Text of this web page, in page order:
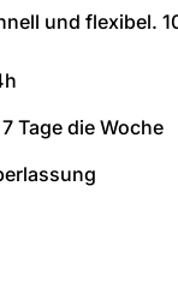
und flexibel.
Tage die Woche